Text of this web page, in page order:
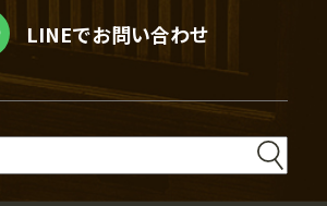
LINEでお問い合わせ